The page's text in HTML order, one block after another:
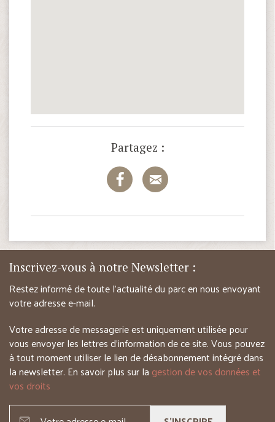
Partagez :
Inscrivez-vous à notre Newsletter :
Restez informé de toute l’actualité du parc en nous envoyant
votre adresse e-mail.
Votre adresse de messagerie est uniquement utilisée pour
vous envoyer les lettres d’information de ce site. Vous pouvez
à tout moment utiliser le lien de désabonnement intégré dans
la newsletter. En savoir plus sur la gestion de vos données et
vos droits